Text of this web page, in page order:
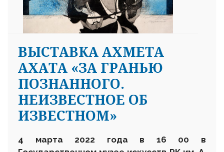
ВЫСТАВКА АХМЕТА
АХАТА «ЗА ГРАНЬЮ
ПОЗНАННОГО.
НЕИЗВЕСТНОЕ ОБ
ИЗВЕСТНОМ»
4 марта 2022 года в 16 00 в